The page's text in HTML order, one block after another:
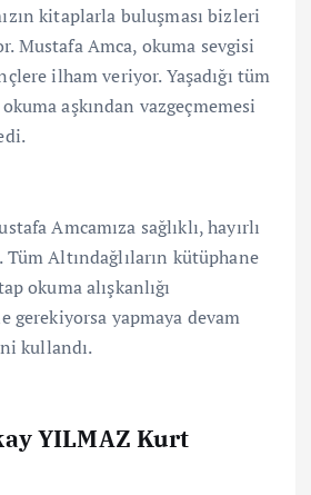
kitaplarla buluşması bizleri
Mustafa Amca, okuma sevgisi
ilham veriyor. Yaşadığı tüm
aşkından vazgeçmemesi
Amcamıza sağlıklı, hayırlı
Altındağlıların kütüphane
okuma alışkanlığı
gerekiyorsa yapmaya devam
kullandı.
YILMAZ Kurt